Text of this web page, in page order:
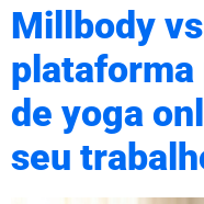
Millbody
de yoga
seu